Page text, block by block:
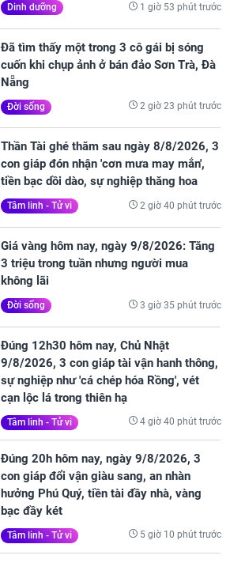
Dinh dưỡng 1 giờ 53 phút trước
Đã tìm thấy một trong 3 cô gái bị sóng
cuốn khi chụp ảnh ở bán đảo Sơn Trà, Đà
Nẵng
Đời sống 2 giờ 23 phút trước
Thần Tài ghé thăm sau ngày 8/8/2026, 3
con giáp đón nhận 'cơn mưa may mắn',
tiền bạc dồi dào, sự nghiệp thăng hoa
Tâm linh - Tử vi 2 giờ 40 phút trước
Giá vàng hôm nay, ngày 9/8/2026: Tăng
3 triệu trong tuần nhưng người mua
không lãi
Đời sống 3 giờ 35 phút trước
Đúng 12h30 hôm nay, Chủ Nhật
9/8/2026, 3 con giáp tài vận hanh thông,
sự nghiệp như 'cá chép hóa Rồng', vét
cạn lộc lá trong thiên hạ
Tâm linh - Tử vi 4 giờ 40 phút trước
Đúng 20h hôm nay, ngày 9/8/2026, 3
con giáp đổi vận giàu sang, an nhàn
hưởng Phú Quý, tiền tài đầy nhà, vàng
bạc đầy két
Tâm linh - Tử vi 5 giờ 10 phút trước